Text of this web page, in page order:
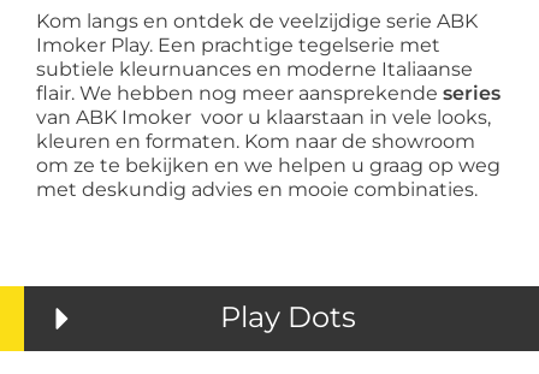
Kom langs en ontdek de veelzijdige serie ABK
Imoker Play. Een prachtige tegelserie met
subtiele kleurnuances en moderne Italiaanse
flair. We hebben nog meer aansprekende series
van ABK Imoker voor u klaarstaan in vele looks,
kleuren en formaten. Kom naar de showroom
om ze te bekijken en we helpen u graag op weg
met deskundig advies en mooie combinaties.
Play Dots